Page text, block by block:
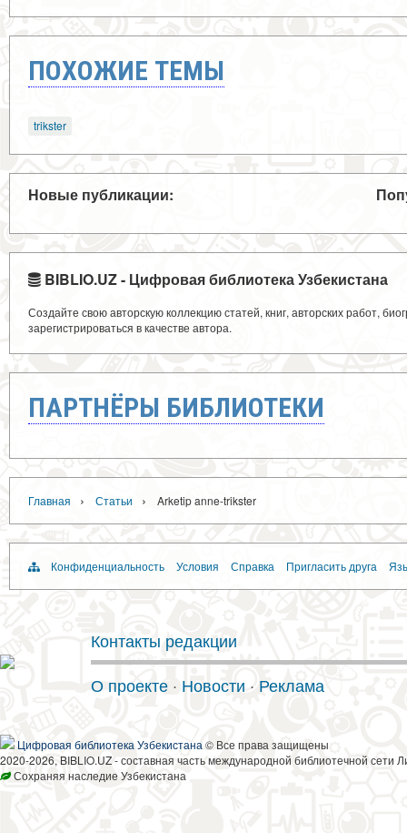
ПОХОЖИЕ ТЕМЫ
trikster
Новые публикации:
BIBLIO.UZ - Цифровая библиотека Узбекистана
Создайте свою авторскую коллекцию статей, книг, авторских работ,
зарегистрироваться в качестве автора.
ПАРТНЁРЫ БИБЛИОТЕКИ
Главная › Статьи › Arketip anne-trikster
Конфиденциальность Условия Справка Пригласить друга
Контакты редакции
О проекте · Новости · Реклама
Цифровая библиотека Узбекистана © Все права защищены
2020-2026, BIBLIO.UZ - составная часть международной библиотечной сети
Сохраняя наследие Узбекистана